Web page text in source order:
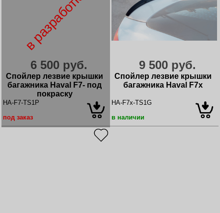
в разработке
6 500 руб.
Спойлер лезвие крышки
багажника Haval F7- под
покраску
HA-F7-TS1P
под заказ
9 500 руб.
Спойлер лезвие крышки
багажника Haval F7x
HA-F7x-TS1G
в наличии